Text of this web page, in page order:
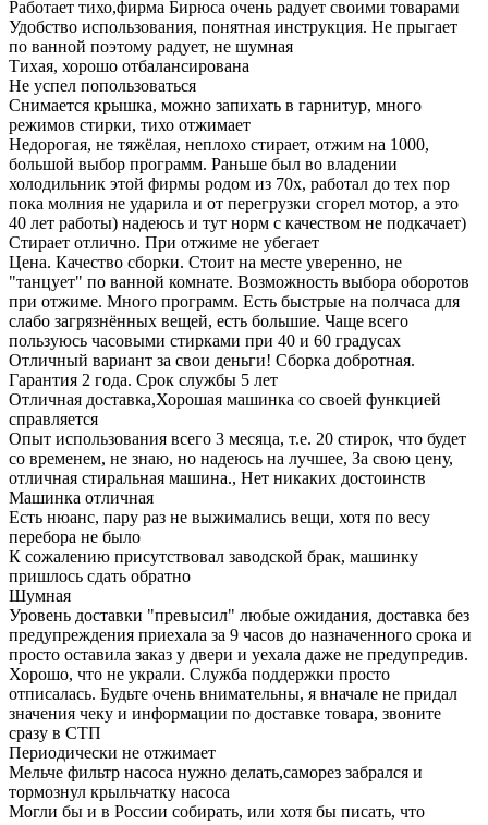
Работает тихо,фирма Бирюса очень радует своими товарами
Удобство использования, понятная инструкция. Не прыгает
по ванной поэтому радует, не шумная
Тихая, хорошо отбалансирована
Не успел попользоваться
Снимается крышка, можно запихать в гарнитур, много
режимов стирки, тихо отжимает
Недорогая, не тяжёлая, неплохо стирает, отжим на 1000,
большой выбор программ. Раньше был во владении
холодильник этой фирмы родом из 70х, работал до тех пор
пока молния не ударила и от перегрузки сгорел мотор, а это
40 лет работы) надеюсь и тут норм с качеством не подкачает)
Стирает отлично. При отжиме не убегает
Цена. Качество сборки. Стоит на месте уверенно, не
"танцует" по ванной комнате. Возможность выбора оборотов
при отжиме. Много программ. Есть быстрые на полчаса для
слабо загрязнённых вещей, есть большие. Чаще всего
пользуюсь часовыми стирками при 40 и 60 градусах
Отличный вариант за свои деньги! Сборка добротная.
Гарантия 2 года. Срок службы 5 лет
Отличная доставка,Хорошая машинка со своей функцией
справляется
Опыт использования всего 3 месяца, т.е. 20 стирок, что будет
со временем, не знаю, но надеюсь на лучшее, За свою цену,
отличная стиральная машина., Нет никаких достоинств
Машинка отличная
Есть нюанс, пару раз не выжимались вещи, хотя по весу
перебора не было
К сожалению присутствовал заводской брак, машинку
пришлось сдать обратно
Шумная
Уровень доставки "превысил" любые ожидания, доставка без
предупреждения приехала за 9 часов до назначенного срока и
просто оставила заказ у двери и уехала даже не предупредив.
Хорошо, что не украли. Служба поддержки просто
отписалась. Будьте очень внимательны, я вначале не придал
значения чеку и информации по доставке товара, звоните
сразу в СТП
Периодически не отжимает
Мельче фильтр насоса нужно делать,саморез забрался и
тормознул крыльчатку насоса
Могли бы и в России собирать, или хотя бы писать, что